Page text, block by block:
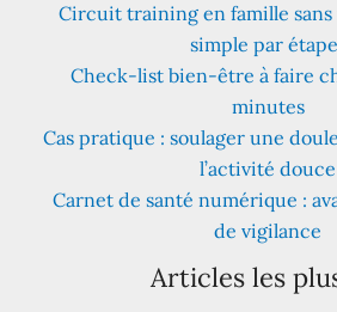
Circuit training en famille
simple par
Check-list bien-être à faire
minutes
Cas pratique : soulager une
l’activité douce
Carnet de santé numérique :
de vigilance
Articles les